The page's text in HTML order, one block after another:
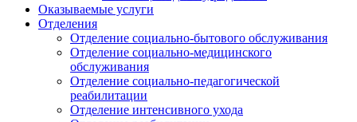
Оказываемые услуги
Отделения
Отделение социально-бытового обслуживания
Отделение социально-медицинского
обслуживания
Отделение социально-педагогической
реабилитации
Отделение интенсивного ухода